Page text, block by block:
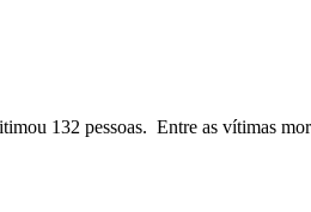
132 pessoas. Entre as vítimas